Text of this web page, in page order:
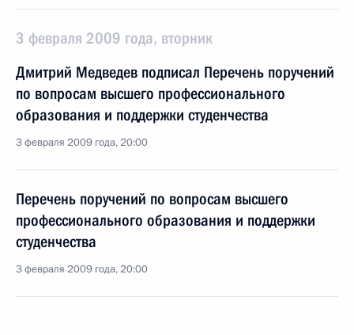
3 февраля 2009 года, вторник
Дмитрий Медведев подписал Перечень поручений
по вопросам высшего профессионального
образования и поддержки студенчества
3 февраля 2009 года, 20:00
Перечень поручений по вопросам высшего
профессионального образования и поддержки
студенчества
3 февраля 2009 года, 20:00